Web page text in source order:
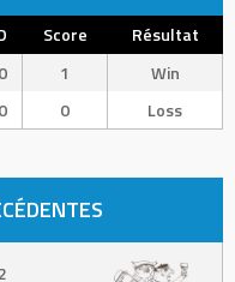
Score
Résultat
0 1
Win
0 0 Loss